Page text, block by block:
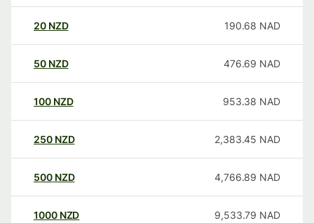
20 NZD 190.68 NAD
50 NZD 476.69 NAD
100 NZD 953.38 NAD
250 NZD 2,383.45 NAD
500 NZD 4,766.89 NAD
1000 NZD 9,533.79 NAD